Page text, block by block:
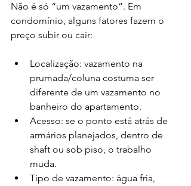
Não é só “um vazamento”. Em
condomínio, alguns fatores fazem o
preço subir ou cair:
Localização: vazamento na
prumada/coluna costuma ser
diferente de um vazamento no
banheiro do apartamento.
Acesso: se o ponto está atrás de
armários planejados, dentro de
shaft ou sob piso, o trabalho
muda.
Tipo de vazamento: água fria,